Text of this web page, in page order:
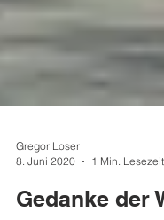
Gregor Loser
8. Juni 2020
1 Min. Lesezeit